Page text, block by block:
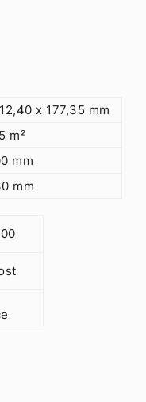
x 177,35 mm
m²
mm
mm